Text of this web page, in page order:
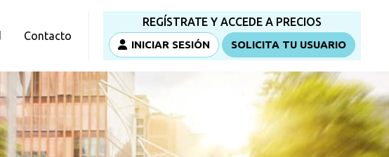
Contacto
REGÍSTRATE Y ACCEDE A PRECIOS
INICIAR SESIÓN SOLICITA TU USUARIO